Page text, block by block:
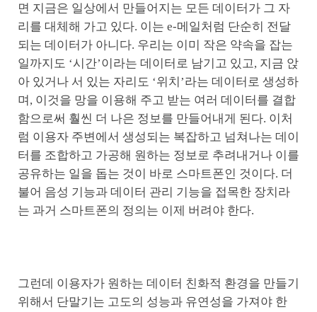
면 지금은 일상에서 만들어지는 모든 데이터가 그 자
리를 대체해 가고 있다. 이는 e-메일처럼 단순히 전달
되는 데이터가 아니다. 우리는 이미 작은 약속을 잡는
일까지도 ‘시간’이라는 데이터로 남기고 있고, 지금 앉
아 있거나 서 있는 자리도 ‘위치’라는 데이터로 생성하
며, 이것을 망을 이용해 주고 받는 여러 데이터를 결합
함으로써 훨씬 더 나은 정보를 만들어내게 된다. 이처
럼 이용자 주변에서 생성되는 복잡하고 넘쳐나는 데이
터를 조합하고 가공해 원하는 정보로 추려내거나 이를
공유하는 일을 돕는 것이 바로 스마트폰인 것이다. 더
불어 음성 기능과 데이터 관리 기능을 접목한 장치라
는 과거 스마트폰의 정의는 이제 버려야 한다.
그런데 이용자가 원하는 데이터 친화적 환경을 만들기
위해서 단말기는 고도의 성능과 유연성을 가져야 한